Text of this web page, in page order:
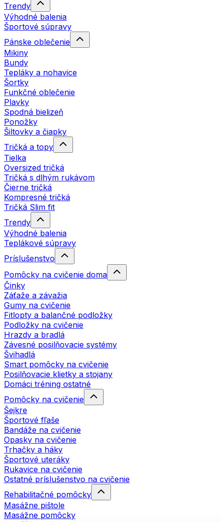
Trendy
Výhodné balenia
Športové súpravy
Pánske oblečenie
Mikiny
Bundy
Tepláky a nohavice
Šortky
Funkčné oblečenie
Plavky
Spodná bielizeň
Ponožky
Šiltovky a čiapky
Tričká a topy
Tielka
Oversized tričká
Tričká s dlhým rukávom
Čierne tričká
Kompresné tričká
Tričká Slim fit
Trendy
Výhodné balenia
Teplákové súpravy
Príslušenstvo
Pomôcky na cvičenie doma
Činky
Záťaže a závažia
Gumy na cvičenie
Fitlopty a balančné podložky
Podložky na cvičenie
Hrazdy a bradlá
Závesné posilňovacie systémy
Švihadlá
Smart pomôcky na cvičenie
Posilňovacie klietky a stojany
Domáci tréning ostatné
Pomôcky na cvičenie
Šejkre
Športové fľaše
Bandáže na cvičenie
Opasky na cvičenie
Trhačky a háky
Športové uteráky
Rukavice na cvičenie
Ostatné príslušenstvo na cvičenie
Rehabilitačné pomôcky
Masážne pištole
Masážne pomôcky